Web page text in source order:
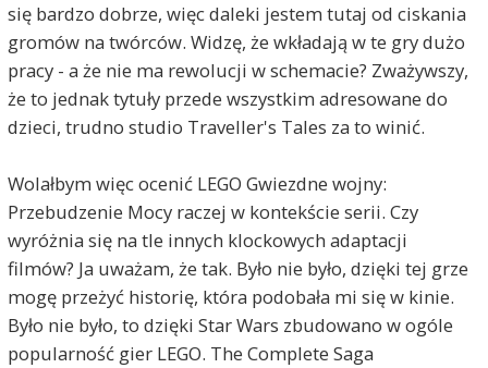
się bardzo dobrze, więc daleki jestem tutaj od ciskania
gromów na twórców. Widzę, że wkładają w te gry dużo
pracy - a że nie ma rewolucji w schemacie? Zważywszy,
że to jednak tytuły przede wszystkim adresowane do
dzieci, trudno studio Traveller's Tales za to winić.
Wolałbym więc ocenić LEGO Gwiezdne wojny:
Przebudzenie Mocy raczej w kontekście serii. Czy
wyróżnia się na tle innych klockowych adaptacji
filmów? Ja uważam, że tak. Było nie było, dzięki tej grze
mogę przeżyć historię, która podobała mi się w kinie.
Było nie było, to dzięki Star Wars zbudowano w ogóle
popularność gier LEGO. The Complete Saga